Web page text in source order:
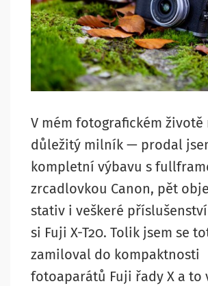
V mém fotografickém životě
důležitý milník — prodal
kompletní výbavu s
zrcadlovkou Canon, pět
stativ i veškeré
si Fuji X-T20. Tolik jsem se
zamiloval do kompaktnosti
fotoaparátů Fuji řady X a to